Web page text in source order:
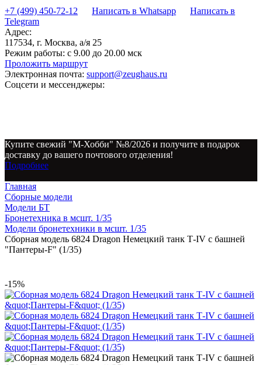
+7 (499) 450-72-12
Написать в Whatsapp
Написать в
Telegram
Адрес:
117534, г. Москва, а/я 25
Режим работы: с 9.00 до 20.00 мск
Проложить маршрут
Электронная почта: support@zeughaus.ru
Соцсети и мессенджеры:
Купите свежий "М-Хобби" №8/2026 и получите в подарок
доставку до вашего почтового отделения!
Подробнее
Главная
Сборные модели
Модели БТ
Бронетехника в мсшт. 1/35
Модели бронетехники в мсшт. 1/35
Сборная модель 6824 Dragon Немецкий танк Т-IV с башней
"Пантеры-F" (1/35)
-15%